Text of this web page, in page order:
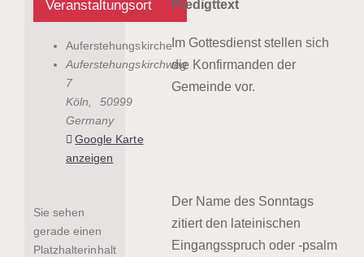
Predigttext
Im Gottesdienst stellen sich
die Konfirmanden der
Gemeinde vor.
Der Name des Sonntags
zitiert den lateinischen
Eingangsspruch oder -psalm
Veranstaltungsort
Auferstehungskirche
Auferstehungskirchweg
7
Köln
50999
Germany
Google Karte
anzeigen
Sie sehen
gerade einen
Platzhalterinhalt